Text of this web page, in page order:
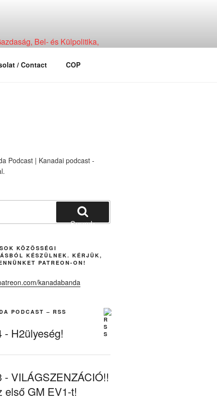
Bel- és Külpolitika,
/ Contact COP
Search
KÖZÖSSÉGI
KÉSZÜLNEK. KÉRJÜK,
PATREON-ON!
PODCAST – RSS
- H2ülyeség!
- VILÁGSZENZÁCIÓ!!
első GM EV1-t!